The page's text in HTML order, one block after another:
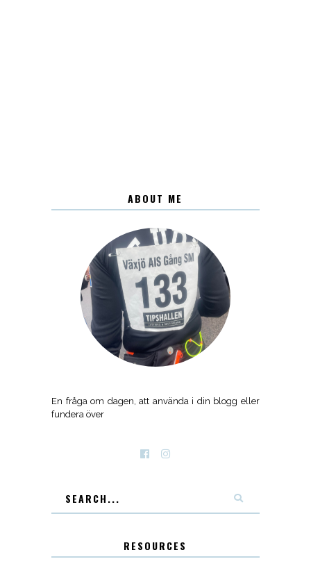
ABOUT ME
En fråga om dagen, att använda i din blogg eller
fundera över
RESOURCES